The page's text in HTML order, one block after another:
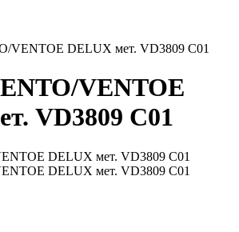
VENTOE DELUX мет. VD3809 C01
VENTOE
VD3809 C01